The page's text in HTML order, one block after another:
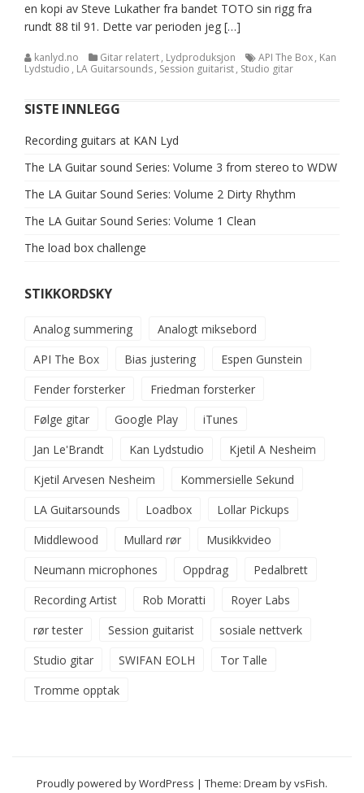
en kopi av Steve Lukather fra bandet TOTO sin rigg fra
rundt 88 til 91. Dette var perioden jeg […]
kanlyd.no Gitar relatert, Lydproduksjon API The Box, Kan
Lydstudio , LA Guitarsounds, Session guitarist, Studio gitar
SISTE INNLEGG
Recording guitars at KAN Lyd
The LA Guitar sound Series: Volume 3 from stereo to WDW
The LA Guitar Sound Series: Volume 2 Dirty Rhythm
The LA Guitar Sound Series: Volume 1 Clean
The load box challenge
STIKKORDSKY
Analog summering
Analogt miksebord
API The Box
Bias justering
Espen Gunstein
Fender forsterker
Friedman forsterker
Følge gitar
Google Play
iTunes
Jan Le'Brandt
Kan Lydstudio
Kjetil A Nesheim
Kjetil Arvesen Nesheim
Kommersielle Sekund
LA Guitarsounds
Loadbox
Lollar Pickups
Middlewood
Mullard rør
Musikkvideo
Neumann microphones
Oppdrag
Pedalbrett
Recording Artist
Rob Moratti
Royer Labs
rør tester
Session guitarist
sosiale nettverk
Studio gitar
SWIFAN EOLH
Tor Talle
Tromme opptak
Proudly powered by WordPress | Theme: Dream byvsFish.